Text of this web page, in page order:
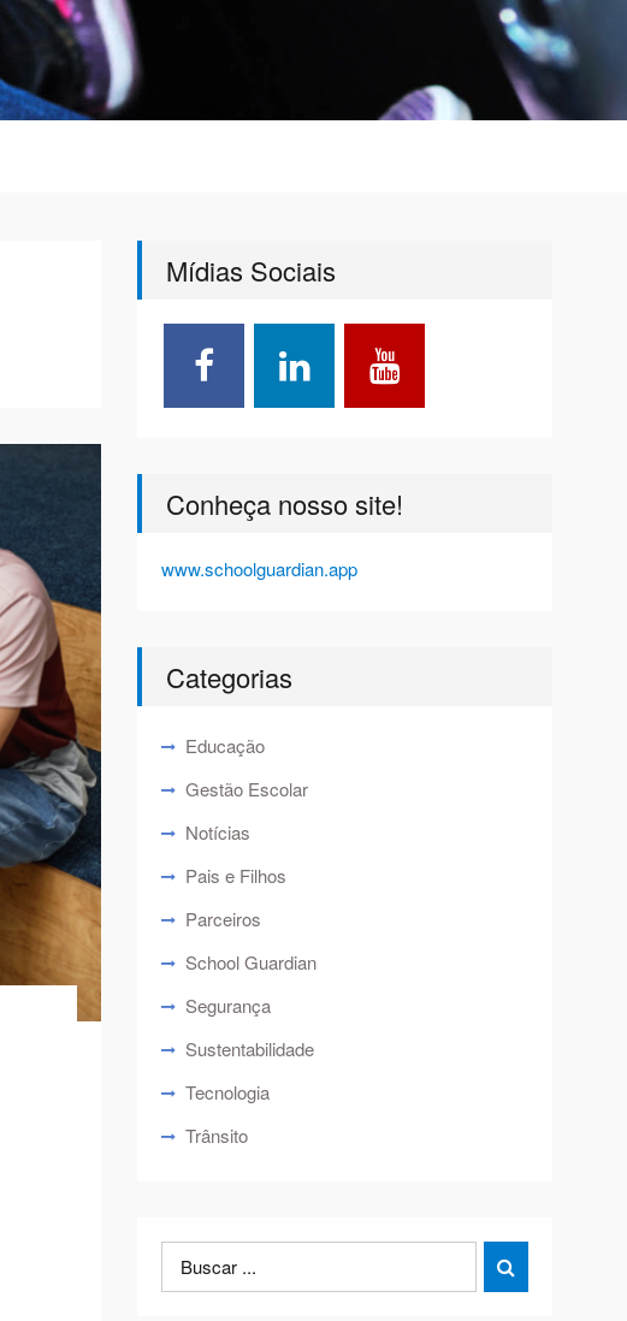
Mídias Sociais
Conheça nosso site!
www.schoolguardian.app
Categorias
Educação
Gestão Escolar
Notícias
Pais e Filhos
Parceiros
School Guardian
Segurança
Sustentabilidade
Tecnologia
Trânsito
Search
for:
